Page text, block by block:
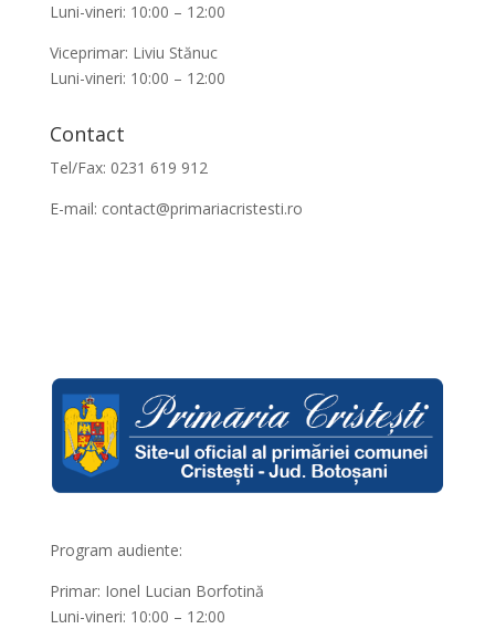
Luni-vineri: 10:00 – 12:00
Viceprimar: Liviu Stănuc
Luni-vineri: 10:00 – 12:00
Contact
Tel/Fax: 0231 619 912
E-mail: contact@primariacristesti.ro
Program audiente:
Primar: Ionel Lucian Borfotină
Luni-vineri: 10:00 – 12:00